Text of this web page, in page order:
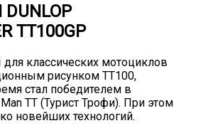
TT100GP
классических мотоциклов
рисунком TT100,
стал победителем в
TT (Турист Трофи). При этом
новейших технологий.